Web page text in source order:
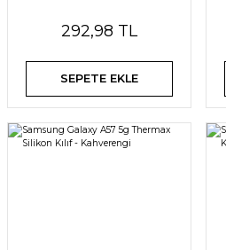
292,98 TL
SEPETE EKLE